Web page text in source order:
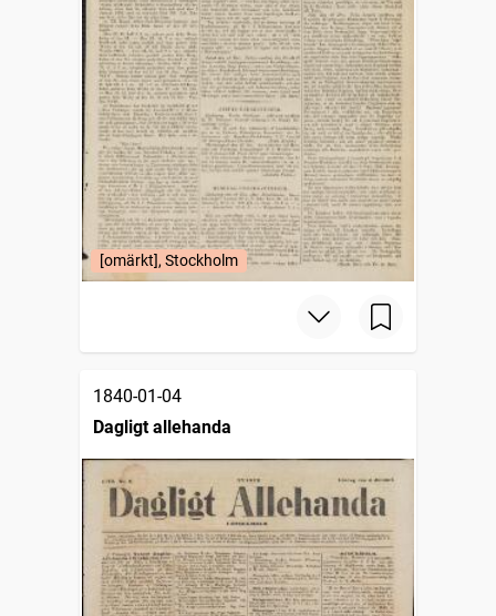
[omärkt], Stockholm
1840-01-04
Dagligt allehanda